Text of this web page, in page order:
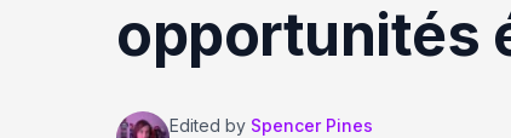
opportunités
Edited by Spencer Pines